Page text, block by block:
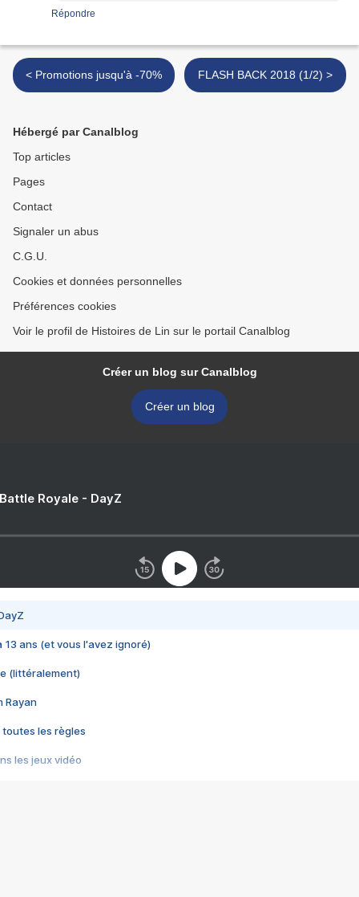
Répondre
< Promotions jusqu'à -70% FLASH BACK 2018 (1/2) >
Hébergé par Canalblog
Top articles
Pages
Contact
Signaler un abus
C.G.U.
Cookies et données personnelles
Préférences cookies
Voir le profil de Histoires de Lin sur le portail Canalblog
Créer un blog sur Canalblog
Créer un blog
Royale - DayZ
13 ans (et vous l'avez ignoré)
(littéralement)
Rayan
toutes les règles
les jeux vidéo